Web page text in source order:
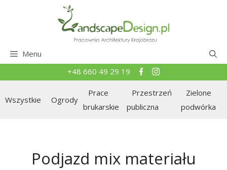
Menu
+48 660 49 29 19
Wszystkie Ogrody
Prace
brukarskie
Przestrzeń
publiczna
Zielone
podwórka
Podjazd mix materiału